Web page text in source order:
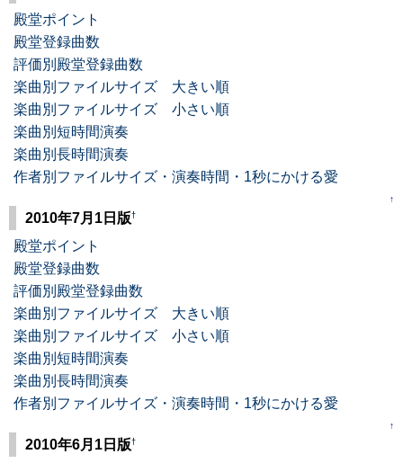
殿堂ポイント
殿堂登録曲数
評価別殿堂登録曲数
楽曲別ファイルサイズ 大きい順
楽曲別ファイルサイズ 小さい順
楽曲別短時間演奏
楽曲別長時間演奏
作者別ファイルサイズ・演奏時間・1秒にかける愛
↑
2010年7月1日版†
殿堂ポイント
殿堂登録曲数
評価別殿堂登録曲数
楽曲別ファイルサイズ 大きい順
楽曲別ファイルサイズ 小さい順
楽曲別短時間演奏
楽曲別長時間演奏
作者別ファイルサイズ・演奏時間・1秒にかける愛
↑
2010年6月1日版†